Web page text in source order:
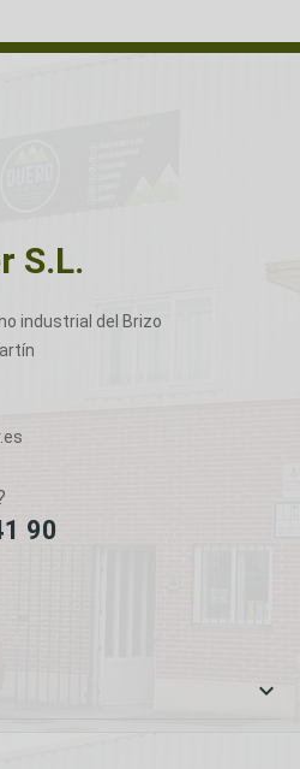
S.L.
industrial del Brizo
90
